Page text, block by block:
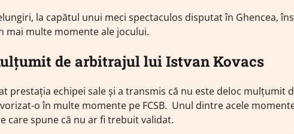
la capătul unui meci spectaculos disputat în Ghencea,
mai multe momente ale jocului.
de arbitrajul lui Istvan Kovacs
prestația echipei sale și a transmis că nu este deloc mulțumit
o în multe momente pe FCSB. Unul dintre acele
care spune că nu ar fi trebuit validat.